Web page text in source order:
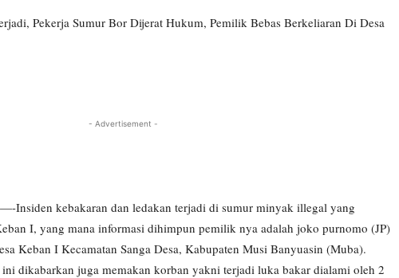
Pekerja Sumur Bor Dijerat Hukum, Pemilik Bebas Berkeliaran Di Desa
- Advertisement -
Insiden kebakaran dan ledakan terjadi di sumur minyak illegal yang
I, yang mana informasi dihimpun pemilik nya adalah joko purnomo (JP)
Keban I Kecamatan Sanga Desa, Kabupaten Musi Banyuasin (Muba).
dikabarkan juga memakan korban yakni terjadi luka bakar dialami oleh 2